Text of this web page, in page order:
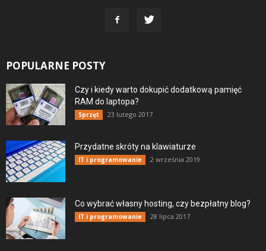
POPULARNE POSTY
Czy i kiedy warto dokupić dodatkową pamięć
RAM do laptopa?
Sprzęt 23 lutego 2017
Przydatne skróty na klawiaturze
IT i programowanie 2 września 2019
Co wybrać własny hosting, czy bezpłatny blog?
IT i programowanie 28 lipca 2017